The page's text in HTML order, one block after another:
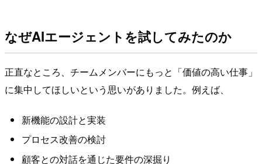
なぜAIエージェントを試してみたのか
正直なところ、チームメンバーにもっと「価値の高い仕事」
に集中してほしいという思いがありました。例えば、
新機能の設計と実装
プロセス改善の検討
顧客との対話を通じた要件の深掘り